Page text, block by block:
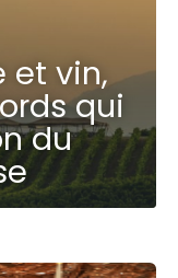
et vin,
qui
du